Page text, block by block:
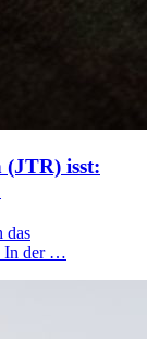
(JTR) isst:
das
In der …